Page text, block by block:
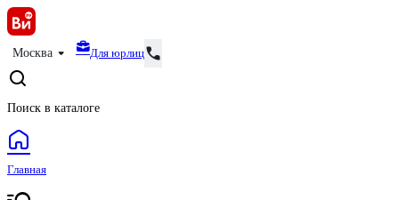
Москва Для юрлиц
Поиск в каталоге
Главная